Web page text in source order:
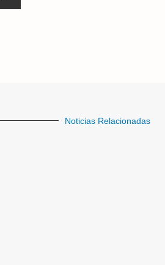
Noticias Relacionadas